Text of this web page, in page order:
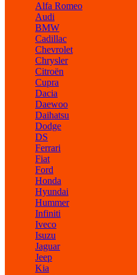
Alfa Romeo
Audi
BMW
Cadillac
Chevrolet
Chrysler
Citroën
Cupra
Dacia
Daewoo
Daihatsu
Dodge
DS
Ferrari
Fiat
Ford
Honda
Hyundai
Hummer
Infiniti
Iveco
Isuzu
Jaguar
Jeep
Kia